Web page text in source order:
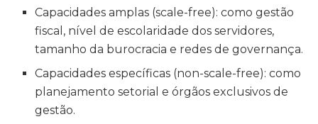
Capacidades amplas (scale-free): como gestão
fiscal, nível de escolaridade dos servidores,
tamanho da burocracia e redes de governança.
Capacidades específicas (non-scale-free): como
planejamento setorial e órgãos exclusivos de
gestão.